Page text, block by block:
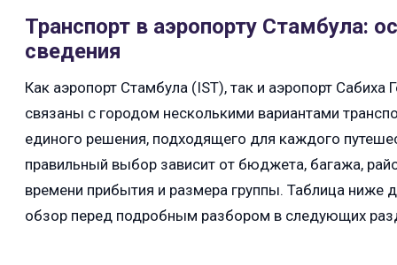
Транспорт в аэропорту Стамбула:
сведения
Как аэропорт Стамбула (IST), так и аэропорт Сабиха
связаны с городом несколькими вариантами
единого решения, подходящего для каждого
правильный выбор зависит от бюджета, багажа,
времени прибытия и размера группы. Таблица ниже
обзор перед подробным разбором в следующих